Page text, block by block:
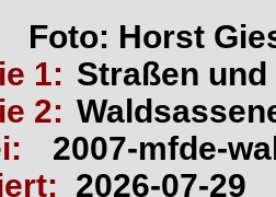
Foto: Horst
1: Straßen und
2:
2007-mfde-
2026-07-29